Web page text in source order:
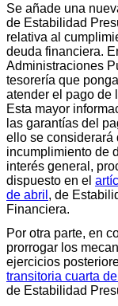
Se añade una
de Estabilidad
relativa al
deuda financiera.
Administraciones
tesorería que
atender el pago de
Esta mayor
las garantías del
ello se considerará
incumplimiento de
interés general,
dispuesto en el
de abril , de
Financiera.
Por otra parte, en
prorrogar los
ejercicios
transitoria cuarta
de Estabilidad